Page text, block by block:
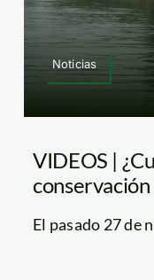
Noticias
VIDEOS |
El pasado 27 de